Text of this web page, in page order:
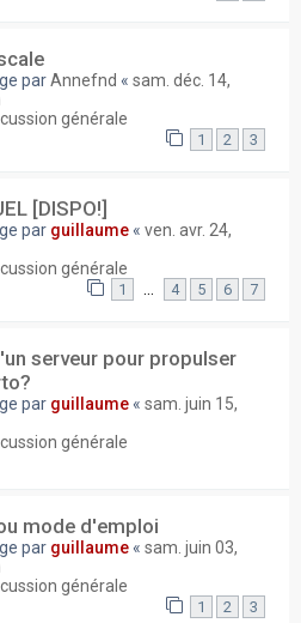
parAnnefnd « sam. déc. 14,
générale
1 2 3
[DISPO!]
par guillaume « ven. avr. 24,
générale
1 … 4 5 6 7
serveur pour propulser
par guillaume « sam. juin 15,
générale
mode d'emploi
par guillaume « sam. juin 03,
générale
1 2 3